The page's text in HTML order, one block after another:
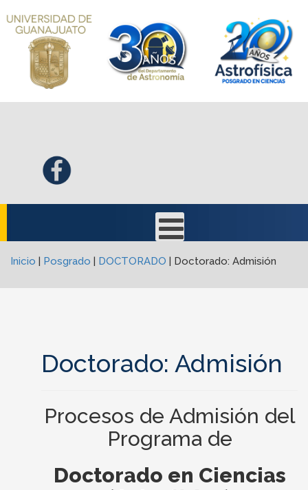
Inicio | Posgrado | DOCTORADO | Doctorado: Admisión
Doctorado: Admisión
Procesos de Admisión del
Programa de
Doctorado en Ciencias